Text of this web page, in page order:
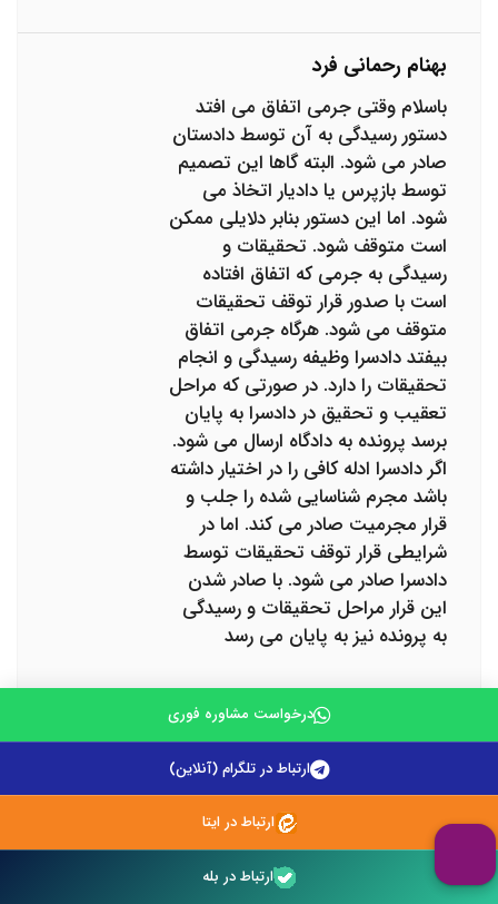
بهنام رحمانی فرد
باسلام وقتی جرمی اتفاق می افتد
دستور رسیدگی به آن توسط دادستان
صادر می شود. البته گاها این تصمیم
توسط بازپرس یا دادیار اتخاذ می
شود. اما این دستور بنابر دلایلی ممکن
است متوقف شود. تحقیقات و
رسیدگی به جرمی که اتفاق افتاده
است با صدور قرار توقف تحقیقات
متوقف می شود. هرگاه جرمی اتفاق
بیفتد دادسرا وظیفه رسیدگی و انجام
تحقیقات را دارد. در صورتی که مراحل
تعقیب و تحقیق در دادسرا به پایان
برسد پرونده به دادگاه ارسال می شود.
اگر دادسرا ادله کافی را در اختیار داشته
باشد مجرم شناسایی شده را جلب و
قرار مجرمیت صادر می کند. اما در
شرایطی قرار توقف تحقیقات توسط
دادسرا صادر می شود. با صادر شدن
این قرار مراحل تحقیقات و رسیدگی
به پرونده نیز به پایان می رسد
محمد صادق تیغ نورد
با سلام و احترام، زمانی که جرمی
اعلام شد بازپرس و یا دادیار و یا
دادستان رسیدگی به آن را آغاز می
کنند و در نهایت تصمیمی اتخاذ می
گردد . از جمله تصمیماتی که دادسرا
درخواست مشاوره فوری
ارتباط در تلگرام (آنلاین)
ارتباط در ایتا
ارتباط در بله